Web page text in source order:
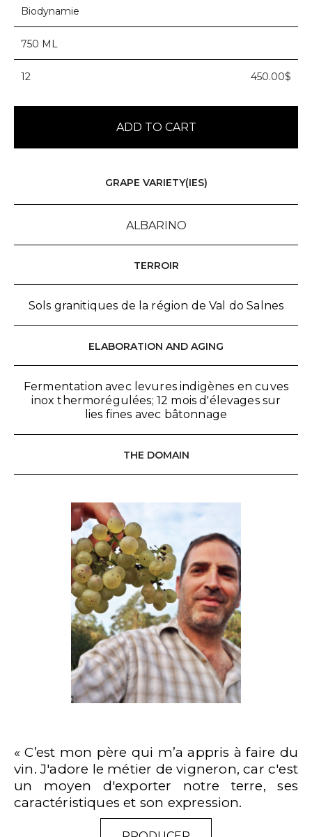
Biodynamie
750 ML
12 450.00$
ADD TO CART
GRAPE VARIETY(IES)
ALBARINO
TERROIR
Sols granitiques de la région de Val do Salnes
ELABORATION AND AGING
Fermentation avec levures indigènes en cuves
inox thermorégulées; 12 mois d'élevages sur
lies fines avec bâtonnage
THE DOMAIN
« C’est mon père qui m’a appris à faire du
vin. J'adore le métier de vigneron, car c'est
un moyen d'exporter notre terre, ses
caractéristiques et son expression.